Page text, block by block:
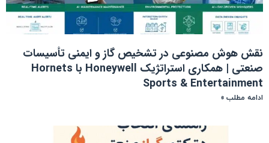
نقش هوش مصنوعی در تشخیص گاز و ایمنی تأسیسات
صنعتی | همکاری استراتژیک Honeywell با Hornets
Sports & Entertainment
ادامه مطلب »